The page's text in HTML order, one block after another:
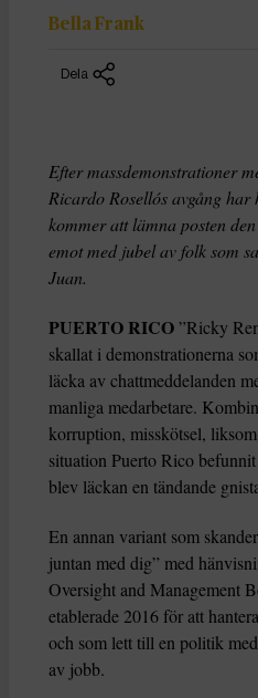
Bella Frank
Dela
Efter massdemonstrationer
Ricardo Rosellós avgång
kommer att lämna posten
emot med jubel av folk som
Juan.
PUERTO RICO”Ricky
skallat i demonstrationerna
läcka av chattmeddelanden
manliga medarbetare.
korruption, misskötsel,
situation Puerto Rico
blev läckan en tändande
En annan variant som
juntan med dig” med
Oversight and Management
etablerade 2016 för att
och som lett till en politik
av jobb.